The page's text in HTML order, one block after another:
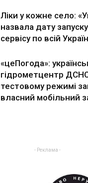
Ліки у кожне село:
назвала дату
сервісу по всій
«цеПогода»:
гідрометцентр ДСНС
тестовому режимі
власний мобільний
- Реклама -